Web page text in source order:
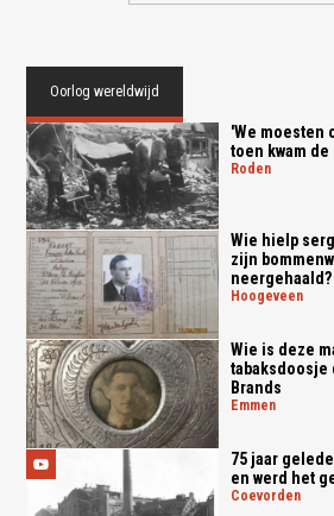
Oorlog wereldwijd
'We moesten
toen kwam
roden
Wie hielp
zijn
neergehaald?
hoogeveen
Wie is deze
tabaksdoosje
Brands
emmen
75 jaar
en werd het
coevorden